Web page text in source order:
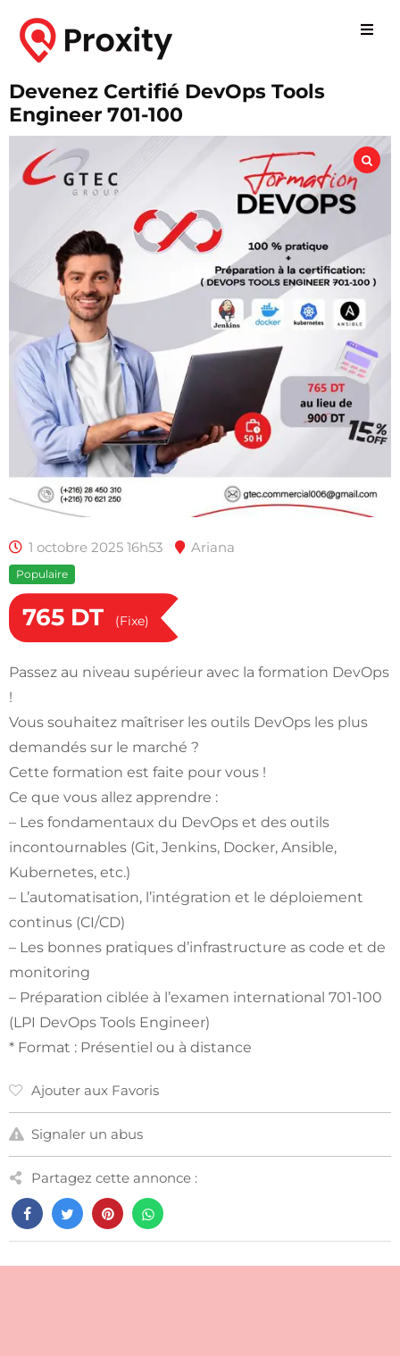
Devenez Certifié DevOps Tools
Engineer 701-100
1 octobre 2025 16h53 Ariana
Populaire
765 DT (Fixe)
Passez au niveau supérieur avec la formation DevOps
!
Vous souhaitez maîtriser les outils DevOps les plus
demandés sur le marché ?
Cette formation est faite pour vous !
Ce que vous allez apprendre :
– Les fondamentaux du DevOps et des outils
incontournables (Git, Jenkins, Docker, Ansible,
Kubernetes, etc.)
– L’automatisation, l’intégration et le déploiement
continus (CI/CD)
– Les bonnes pratiques d’infrastructure as code et de
monitoring
– Préparation ciblée à l’examen international 701-100
(LPI DevOps Tools Engineer)
* Format : Présentiel ou à distance
Ajouter aux Favoris
Signaler un abus
Partagez cette annonce :